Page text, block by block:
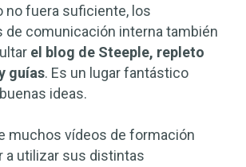
no fuera suficiente, los
de comunicación interna también
el blog de Steeple, repleto
guías. Es un lugar fantástico
ideas.
muchos vídeos de formación
a utilizar sus distintas